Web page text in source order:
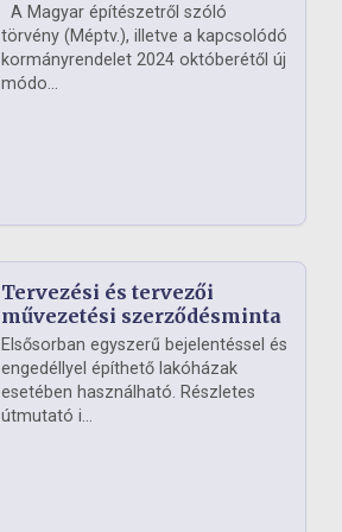
A Magyar építészetről szóló
törvény (Méptv.), illetve a kapcsolódó
kormányrendelet 2024 októberétől új
módo...
Tervezési és tervezői
művezetési szerződésminta
Elsősorban egyszerű bejelentéssel és
engedéllyel építhető lakóházak
esetében használható. Részletes
útmutató i...